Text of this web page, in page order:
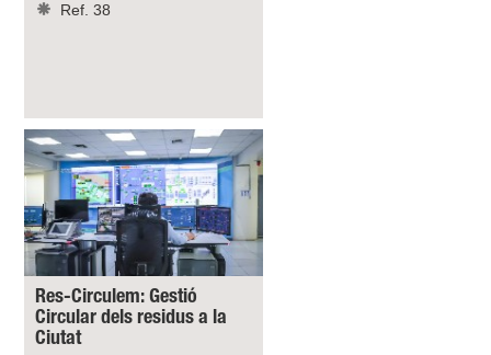
Ref. 38
Res-Circulem: Gestió
Circular dels residus a la
Ciutat